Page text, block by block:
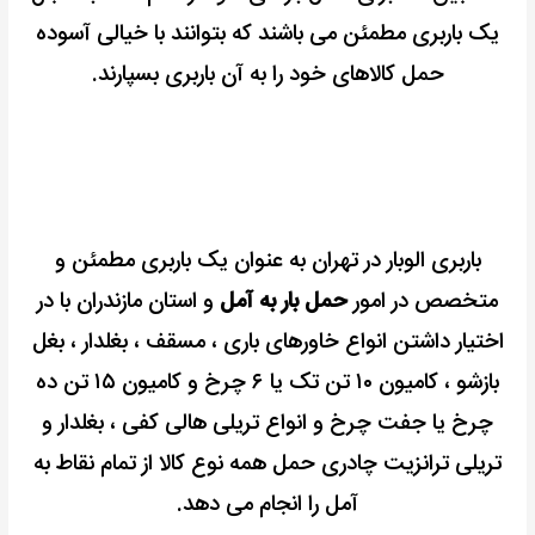
یک باربری مطمئن می باشند که بتوانند با خیالی آسوده
حمل کالاهای خود را به آن باربری بسپارند.
باربری الوبار در تهران به عنوان یک باربری مطمئن و
متخصص در امورحمل بار به آمل و استان مازندران با در
اختیار داشتن انواع خاورهای باری ، مسقف ، بغلدار ، بغل
بازشو ، کامیون ۱۰ تن تک یا ۶ چرخ و کامیون ۱۵ تن ده
چرخ یا جفت چرخ و انواع تریلی هالی کفی ، بغلدار و
تریلی ترانزیت چادری حمل همه نوع کالا از تمام نقاط به
آمل را انجام می دهد.